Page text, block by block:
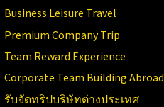
Business Leisure Travel
Premium Company Trip
Team Reward Experience
Corporate Team Building Abroad
รับจัดทริปบริษัทต่างประเทศ